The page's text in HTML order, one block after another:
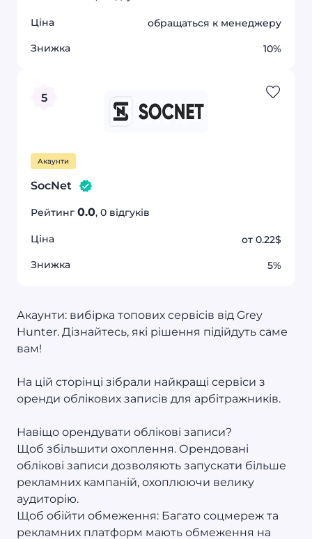
Ціна обращаться к менеджеру
Знижка 10%
5
Акаунти
SocNet
Рейтинг 0.0, 0 відгуків
Ціна от 0.22$
Знижка 5%
Акаунти: вибірка топових сервісів від Grey
Hunter. Дізнайтесь, які рішення підійдуть саме
вам!
На цій сторінці зібрали найкращі сервіси з
оренди облікових записів для арбітражників.
Навіщо орендувати облікові записи?
Щоб збільшити охоплення. Орендовані
облікові записи дозволяють запускати більше
рекламних кампаній, охоплюючи велику
аудиторію.
Щоб обійти обмеження: Багато соцмереж та
рекламних платформ мають обмеження на